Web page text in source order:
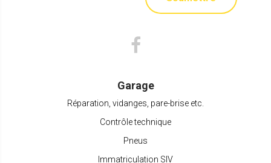
Garage
Réparation, vidanges, pare-brise etc.
Contrôle technique
Pneus
Immatriculation SIV